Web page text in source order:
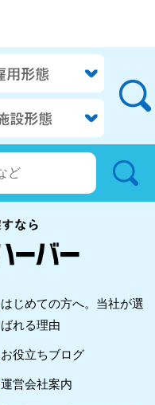
はじめての方へ。当社が選
ばれる理由
お役立ちブログ
運営会社案内